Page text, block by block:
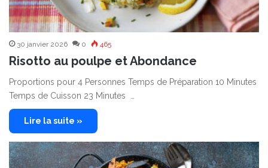
30 janvier 2026 0 465
Risotto au poulpe et Abondance
Proportions pour 4 Personnes Temps de Préparation 10 Minutes
Temps de Cuisson 23 Minutes …
Lire la suite »